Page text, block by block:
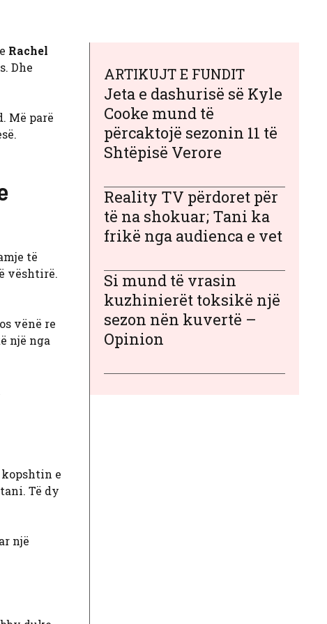
Rachel
Dhe
Më parë
të
vështirë.
vënë re
një nga
kopshtin e
Të dy
një
ARTIKUJT E FUNDIT
Jeta e dashurisë së Kyle
Cooke mund të
përcaktojë sezonin 11 të
Shtëpisë Verore
Reality TV përdoret për
të na shokuar; Tani ka
frikë nga audienca e vet
Si mund të vrasin
kuzhinierët toksikë një
sezon nën kuvertë –
Opinion